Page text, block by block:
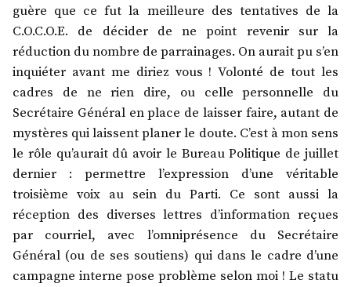
guère que ce fut la meilleure des tentatives de la
C.O.C.O.E. de décider de ne point revenir sur la
réduction du nombre de parrainages. On aurait pu s’en
inquiéter avant me diriez vous ! Volonté de tout les
cadres de ne rien dire, ou celle personnelle du
Secrétaire Général en place de laisser faire, autant de
mystères qui laissent planer le doute. C’est à mon sens
le rôle qu’aurait dû avoir le Bureau Politique de juillet
dernier : permettre l’expression d’une véritable
troisième voix au sein du Parti. Ce sont aussi la
réception des diverses lettres d’information reçues
par courriel, avec l’omniprésence du Secrétaire
Général (ou de ses soutiens) qui dans le cadre d’une
campagne interne pose problème selon moi ! Le statu